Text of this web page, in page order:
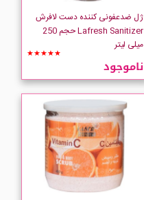
ژل ضدعفونی کننده دست لافرش
Lafresh Sanitizer حجم 250
میلی لیتر
★★★★★
ناموجود